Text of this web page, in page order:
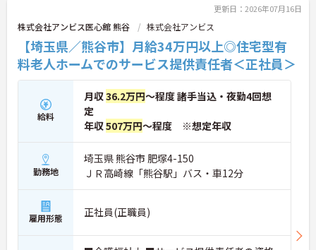
連携の体制がしっかりと整っています。働き方の面
では、夜勤明けの翌日が原則として公休となるほ
か、月平均の残業時間も5時間から7時間程度とかな
り少なめです。常勤スタッフの比率が90パーセント
を超えているため急な勤務変更が発生しにくく、あ
らかじめ決められた訪問予定表に沿って規則正しく
働けます。入職後は現場スタッフによるお一人おひ
とりに合わせた個別のOJT研修が実施されます。eラ
ーニングも導入されており、多職種と連携しながら
専門性を着実に深めていける環境が用意されていま
★おすすめPOINT★
＜個別ＯＪＴとチーム連携で着実に成長！＞
のＯＪＴ研修を実施し、ｅラーニングを用いた学習
の機会も提供されます
・施設内には看護師が24時間常駐しており、急変時
の対応や専門的な医療処置は看護師が担当するため
更新日：2026年07月16日
株式会社アンビス医心館 熊谷 株式会社アンビス
【埼玉県／熊谷市】月給34万円以上◎住宅型有
料老人ホームでのサービス提供責任者＜正社員＞
給料
月収36.2万円～程度 諸手当込・夜勤4回想
定
年収507万円～程度 ※想定年収
勤務地
埼玉県 熊谷市 肥塚4-150
ＪＲ高崎線「熊谷駅」バス・車12分
雇用形態 正社員(正職員)